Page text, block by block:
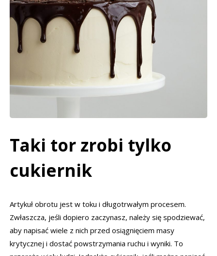
Taki tor zrobi tylko
cukiernik
Artykuł obrotu jest w toku i długotrwałym procesem.
Zwłaszcza, jeśli dopiero zaczynasz, należy się spodziewać,
aby napisać wiele z nich przed osiągnięciem masy
krytycznej i dostać powstrzymania ruchu i wyniki. To